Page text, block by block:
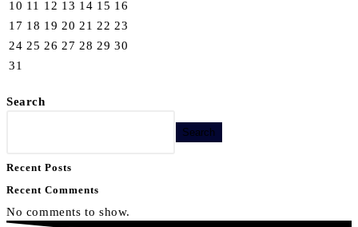
10 11 12 13 14 15 16
17 18 19 20 21 22 23
24 25 26 27 28 29 30
31
Search
Search
Recent Posts
Recent Comments
No comments to show.